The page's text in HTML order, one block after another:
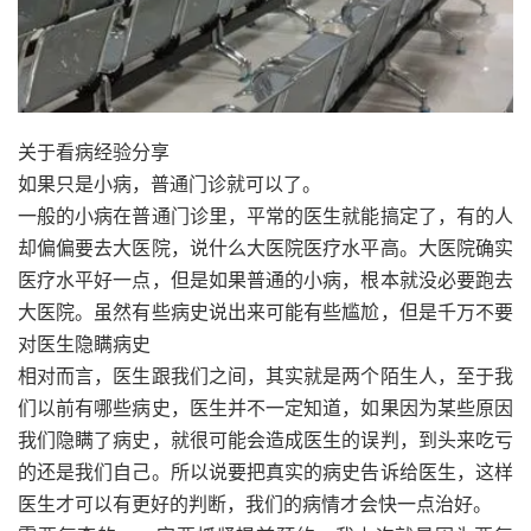
关于看病经验分享
如果只是小病，普通门诊就可以了。
一般的小病在普通门诊里，平常的医生就能搞定了，有的人
却偏偏要去大医院，说什么大医院医疗水平高。大医院确实
医疗水平好一点，但是如果普通的小病，根本就没必要跑去
大医院。虽然有些病史说出来可能有些尴尬，但是千万不要
对医生隐瞒病史
相对而言，医生跟我们之间，其实就是两个陌生人，至于我
们以前有哪些病史，医生并不一定知道，如果因为某些原因
我们隐瞒了病史，就很可能会造成医生的误判，到头来吃亏
的还是我们自己。所以说要把真实的病史告诉给医生，这样
医生才可以有更好的判断，我们的病情才会快一点治好。